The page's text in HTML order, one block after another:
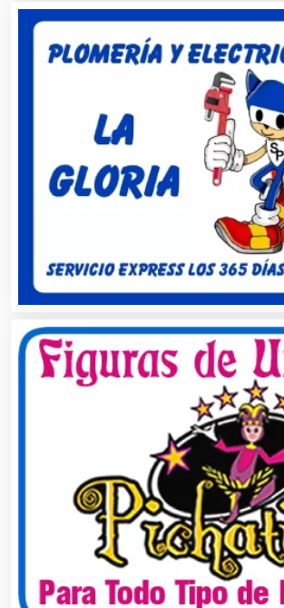
Albercas
Almacenaje
Alquiler de Sillas y Mesas
Alquiler de Trajes de Etiqueta
Alta Costura
Aluminio